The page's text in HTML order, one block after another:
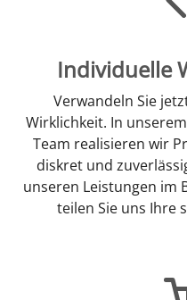
Individuelle
Verwandeln Sie
Wirklichkeit. In
Team realisieren wir
diskret und
unseren Leistungen im
teilen Sie uns Ihre